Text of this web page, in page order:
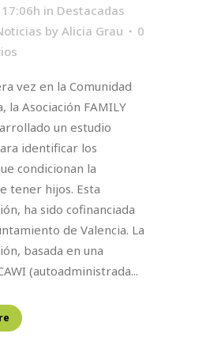
in Destacadas
by Alicia Grau
0
vez en la Comunidad
la Asociación FAMILY
un estudio
identificar los
condicionan la
tener hijos. Esta
ha sido cofinanciada
de Valencia. La
basada en una
(autoadministrada...